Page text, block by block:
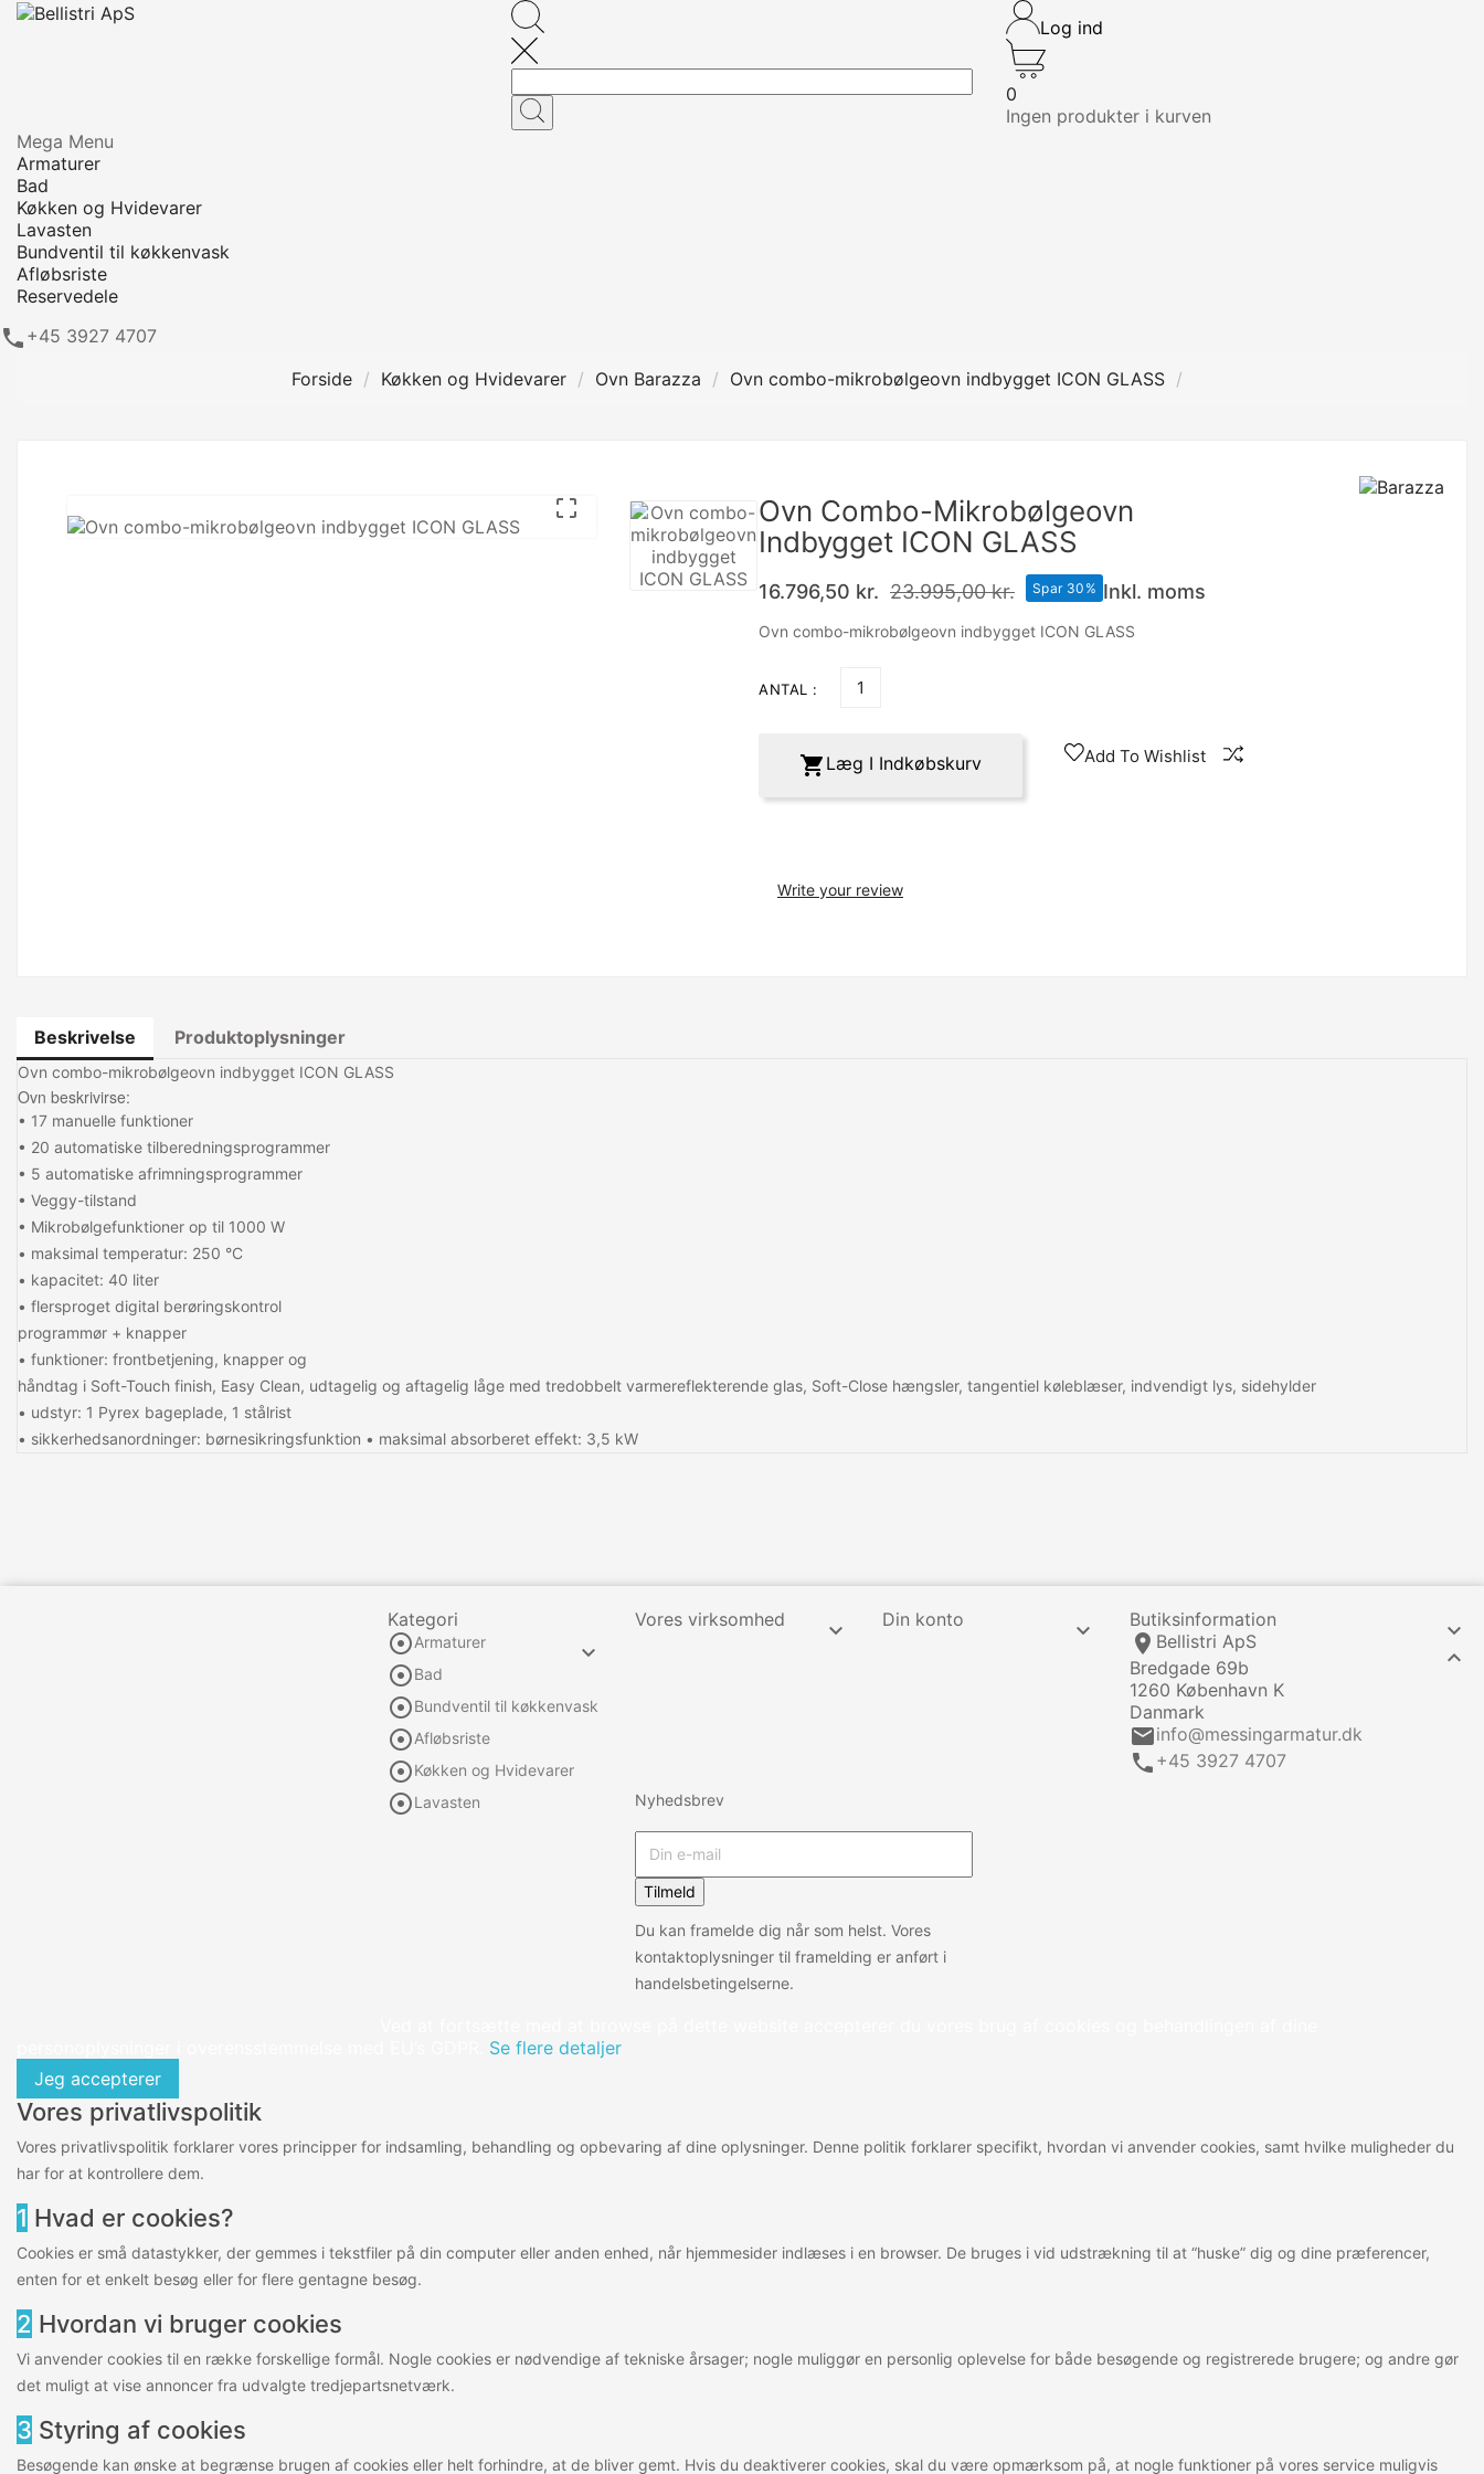
Log ind
0
Ingen produkter i kurven
Mega Menu
Armaturer
Bad
Køkken og Hvidevarer
Lavasten
Bundventil til køkkenvask
Afløbsriste
Reservedele
 +45 3927 4707
Forside
Køkken og Hvidevarer Ovn Barazza Ovn combo-mikrobølgeovn indbygget ICON GLASS

Ovn Combo-Mikrobølgeovn
Indbygget ICON GLASS
16.796,50 kr. 23.995,00 kr. Spar 30% Inkl. moms
Ovn combo-mikrobølgeovn indbygget ICON GLASS
ANTAL :
 Læg I Indkøbskurv Add To Wishlist
Write your review
Beskrivelse Produktoplysninger
Ovn combo-mikrobølgeovn indbygget ICON GLASS
Ovn beskrivirse:
• 17 manuelle funktioner
• 20 automatiske tilberedningsprogrammer
• 5 automatiske afrimningsprogrammer
• Veggy-tilstand
• Mikrobølgefunktioner op til 1000 W
• maksimal temperatur: 250 °C
• kapacitet: 40 liter
• flersproget digital berøringskontrol
programmør + knapper
• funktioner: frontbetjening, knapper og
håndtag i Soft-Touch finish, Easy Clean, udtagelig og aftagelig låge med tredobbelt varmereflekterende glas, Soft-Close hængsler, tangentiel køleblæser, indvendigt lys, sidehylder
• udstyr: 1 Pyrex bageplade, 1 stålrist
• sikkerhedsanordninger: børnesikringsfunktion • maksimal absorberet effekt: 3,5 kW
Kategori

Armaturer
Bad
Bundventil til køkkenvask
Afløbsriste
Køkken og Hvidevarer
Lavasten
Vores virksomhed  Din konto  Butiksinformation


location_on Bellistri ApS
Bredgade 69b
1260 København K
Danmark
emailinfo@messingarmatur.dk
call +45 3927 4707
Nyhedsbrev
Tilmeld
Du kan framelde dig når som helst. Vores
kontaktoplysninger til framelding er anført i
handelsbetingelserne.
Se flere detaljer
Jeg accepterer
Vores privatlivspolitik
Vores privatlivspolitik forklarer vores principper for indsamling, behandling og opbevaring af dine oplysninger. Denne politik forklarer specifikt, hvordan vi anvender cookies, samt hvilke muligheder du
har for at kontrollere dem.
1 Hvad er cookies?
Cookies er små datastykker, der gemmes i tekstfiler på din computer eller anden enhed, når hjemmesider indlæses i en browser. De bruges i vid udstrækning til at “huske” dig og dine præferencer,
enten for et enkelt besøg eller for flere gentagne besøg.
2 Hvordan vi bruger cookies
Vi anvender cookies til en række forskellige formål. Nogle cookies er nødvendige af tekniske årsager; nogle muliggør en personlig oplevelse for både besøgende og registrerede brugere; og andre gør
det muligt at vise annoncer fra udvalgte tredjepartsnetværk.
3 Styring af cookies
Besøgende kan ønske at begrænse brugen af cookies eller helt forhindre, at de bliver gemt. Hvis du deaktiverer cookies, skal du være opmærksom på, at nogle funktioner på vores service muligvis